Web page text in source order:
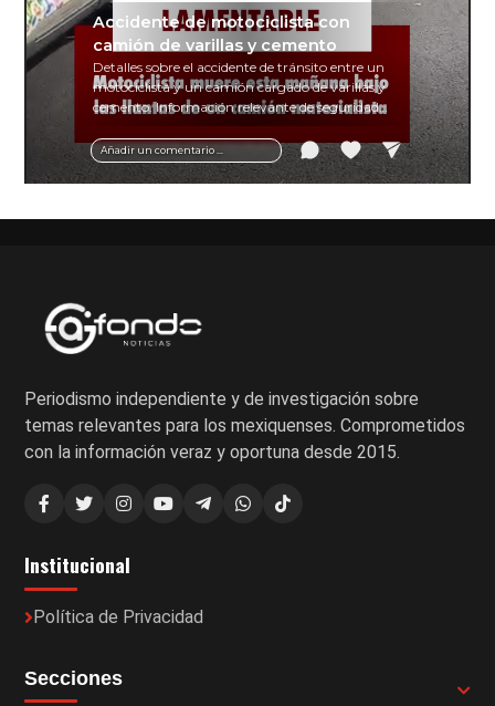
Añadir un comentario ...
Accidente de motociclista con
camión de varillas y cemento
Detalles sobre el accidente de tránsito entre un
motociclista y un camión cargado de varillas y
cemento. Información relevante de seguridad
vial y recomendaciones para motociclistas.
Periodismo independiente y de investigación sobre
temas relevantes para los mexiquenses. Comprometidos
con la información veraz y oportuna desde 2015.
Institucional
Política de Privacidad
Secciones